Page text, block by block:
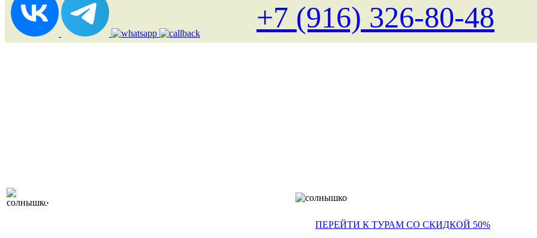
+7 (916) 326-80-48
Лоукост (выгодные) туры
ПЕРЕЙТИ К ТУРАМ СО СКИДКОЙ 50%